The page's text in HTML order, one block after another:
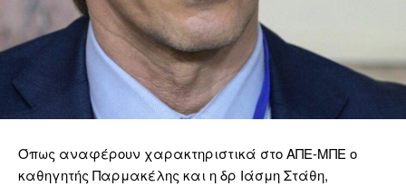
Όπως αναφέρουν χαρακτηριστικά στο ΑΠΕ-ΜΠΕ ο
καθηγητής Παρμακέλης και η δρ Ιάσμη Στάθη,